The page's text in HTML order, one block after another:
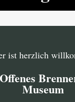
ist herzlich
Offenes
Museum